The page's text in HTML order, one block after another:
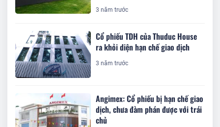
3 năm trước
Cổ phiếu TDH của Thuduc House
ra khỏi diện hạn chế giao dịch
3 năm trước
Angimex: Cổ phiếu bị hạn chế giao
dịch, chưa đàm phán được với trái
chủ